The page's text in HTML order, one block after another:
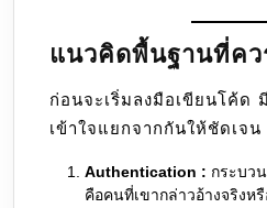
แนวคิดพื้นฐานที่คว
ก่อนจะเริ่มลงมือเขียนโค้
เข้าใจแยกจากกันให้ชัดเจน
Authentication : กระบว
คือคนที่เขากล่าวอ้างจริงห